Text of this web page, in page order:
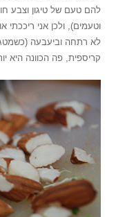
להם טעם של טיגון וצבע
וטעמים), ולכן אני
לא רתחה וביעבעה
קריספית, פה הכוונה היא